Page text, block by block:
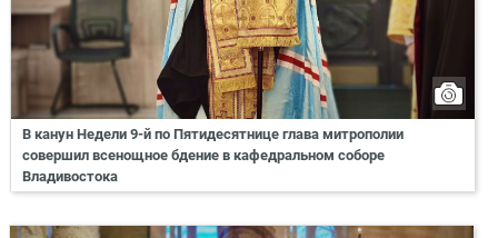
В канун Недели 9-й по Пятидесятнице глава митрополии
совершил всенощное бдение в кафедральном соборе
Владивостока